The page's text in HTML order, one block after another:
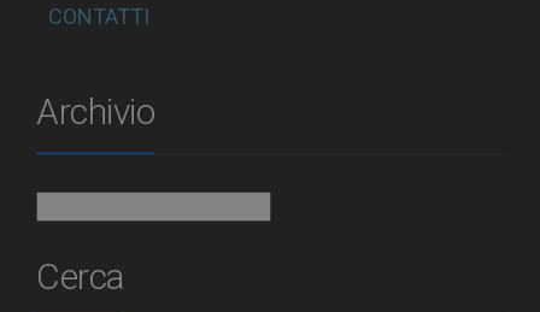
CONTATTI
Archivio
Cerca